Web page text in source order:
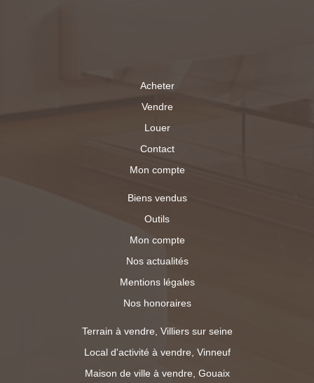
Acheter
Vendre
Louer
Contact
Mon compte
Biens vendus
Outils
Mon compte
Nos actualités
Mentions légales
Nos honoraires
Terrain à vendre, Villiers sur seine
Local d'activité à vendre, Vinneuf
Maison de ville à vendre, Gouaix